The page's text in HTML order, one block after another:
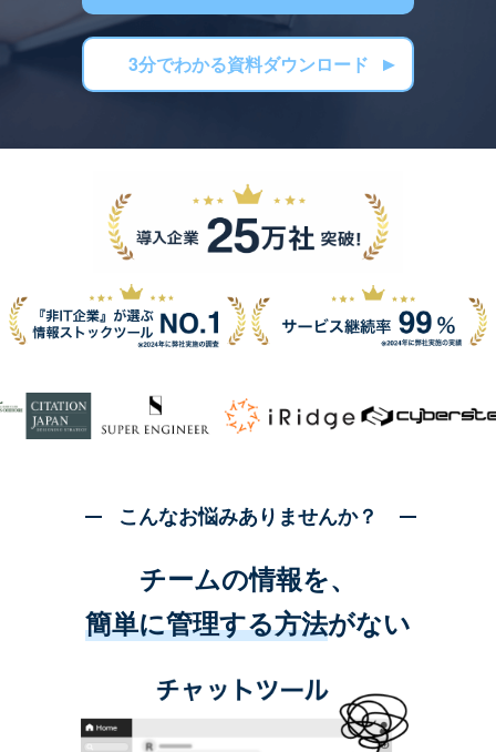
3分でわかる資料ダウンロード
こんなお悩みありませんか？
チームの情報を、
簡単に管理する方法がない